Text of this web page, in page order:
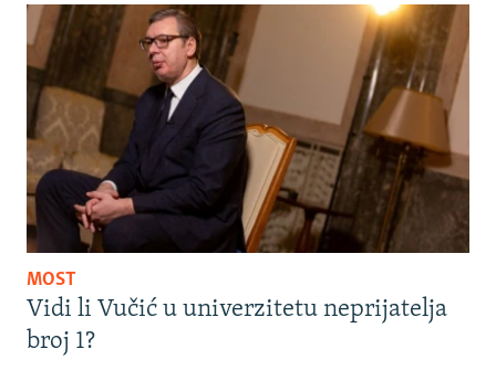
MOST
Vidi li Vučić u univerzitetu neprijatelja
broj 1?